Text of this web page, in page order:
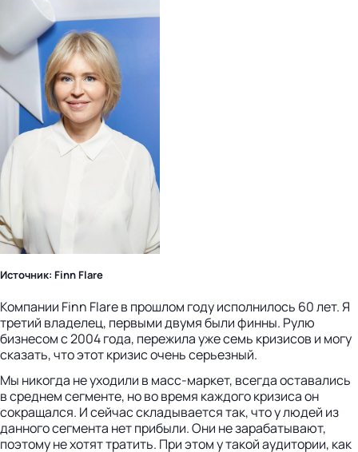
Источник: Finn Flare
Компании Finn Flare в прошлом году исполнилось 60 лет. Я
третий владелец, первыми двумя были финны. Рулю
бизнесом с 2004 года, пережила уже семь кризисов и могу
сказать, что этот кризис очень серьезный.
Мы никогда не уходили в масс-маркет, всегда оставались
в среднем сегменте, но во время каждого кризиса он
сокращался. И сейчас складывается так, что у людей из
данного сегмента нет прибыли. Они не зарабатывают,
поэтому не хотят тратить. При этом у такой аудитории, как